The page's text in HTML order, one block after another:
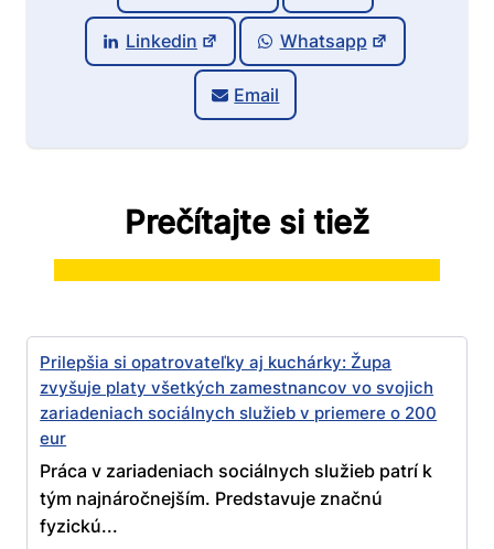
Linkedin Whatsapp
Email
Prečítajte si tiež
Prilepšia si opatrovateľky aj kuchárky: Župa
zvyšuje platy všetkých zamestnancov vo svojich
zariadeniach sociálnych služieb v priemere o 200
eur
Práca v zariadeniach sociálnych služieb patrí k
tým najnáročnejším. Predstavuje značnú
fyzickú...